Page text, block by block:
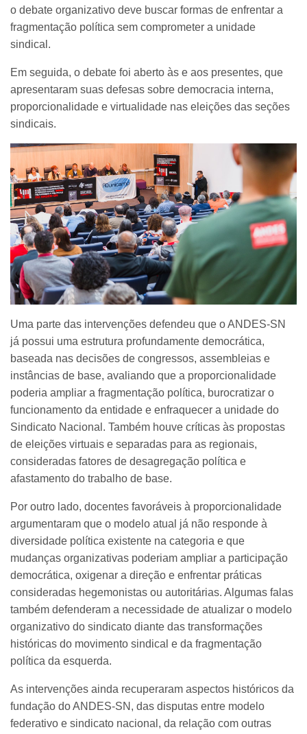
o debate organizativo deve buscar formas de enfrentar a
fragmentação política sem comprometer a unidade
sindical.
Em seguida, o debate foi aberto às e aos presentes, que
apresentaram suas defesas sobre democracia interna,
proporcionalidade e virtualidade nas eleições das seções
sindicais.
Uma parte das intervenções defendeu que o ANDES-SN
já possui uma estrutura profundamente democrática,
baseada nas decisões de congressos, assembleias e
instâncias de base, avaliando que a proporcionalidade
poderia ampliar a fragmentação política, burocratizar o
funcionamento da entidade e enfraquecer a unidade do
Sindicato Nacional. Também houve críticas às propostas
de eleições virtuais e separadas para as regionais,
consideradas fatores de desagregação política e
afastamento do trabalho de base.
Por outro lado, docentes favoráveis à proporcionalidade
argumentaram que o modelo atual já não responde à
diversidade política existente na categoria e que
mudanças organizativas poderiam ampliar a participação
democrática, oxigenar a direção e enfrentar práticas
consideradas hegemonistas ou autoritárias. Algumas falas
também defenderam a necessidade de atualizar o modelo
organizativo do sindicato diante das transformações
históricas do movimento sindical e da fragmentação
política da esquerda.
As intervenções ainda recuperaram aspectos históricos da
fundação do ANDES-SN, das disputas entre modelo
federativo e sindicato nacional, da relação com outras